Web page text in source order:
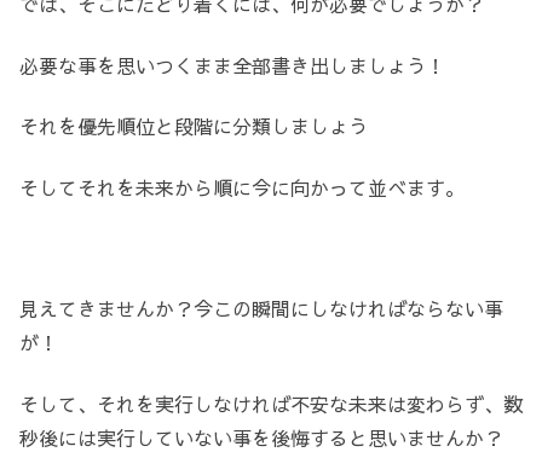
必要な事を思いつくまま全部書き出しましょう！
それを優先順位と段階に分類しましょう
そしてそれを未来から順に今に向かって並べます。
見えてきませんか？今この瞬間にしなければならない事
が！
そして、それを実行しなければ不安な未来は変わらず、数
秒後には実行していない事を後悔すると思いませんか？